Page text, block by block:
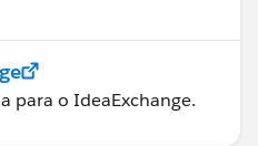
para o IdeaExchange.